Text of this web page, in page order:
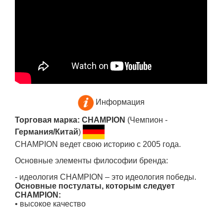
Информация
Торговая марка: CHAMPION (Чемпион -
Германия/Китай)
CHAMPION ведет свою историю с 2005 года.
Основные элементы философии бренда:
- идеология CHAMPION – это идеология победы.
Основные постулаты, которым следует
CHAMPION:
• высокое качество